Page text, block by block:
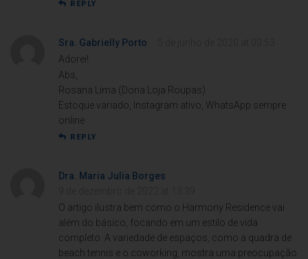
REPLY
Sra. Gabrielly Porto
Adorei!
Abs,
Rosana Lima (Dona Loja Roupas)
Estoque variado, Instagram ativo, WhatsApp sempre
online
REPLY
Dra. Maria Julia Borges
O artigo ilustra bem como o Harmony Residence vai
além do básico, focando em um estilo de vida
completo. A variedade de espaços, como a quadra de
beach tennis e o coworking, mostra uma preocupação